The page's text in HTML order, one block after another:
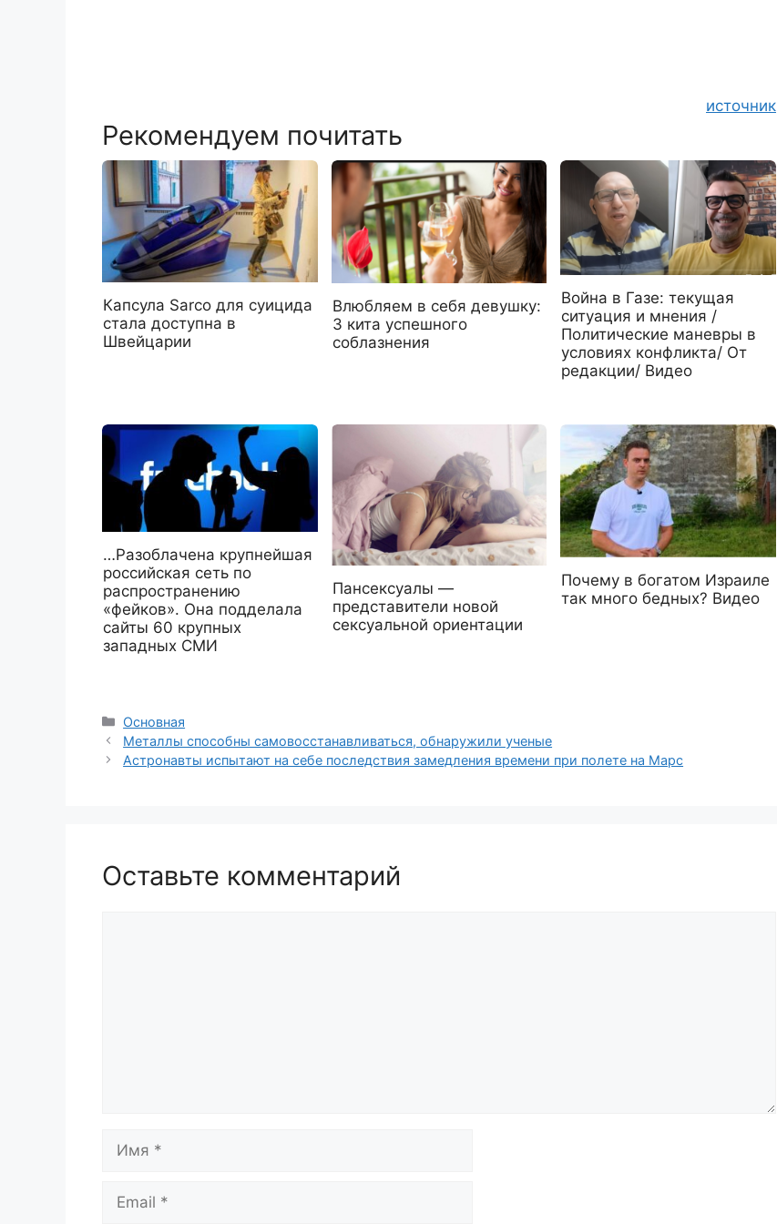
источник
Рекомендуем почитать
Капсула Sarco для суицида
стала доступна в
Швейцарии
Влюбляем в себя девушку:
3 кита успешного
соблазнения
Война в Газе: текущая
ситуация и мнения /
Политические маневры в
условиях конфликта/ От
редакции/ Видео
…Разоблачена крупнейшая
российская сеть по
распространению
«фейков». Она подделала
сайты 60 крупных
западных СМИ
Пансексуалы —
представители новой
сексуальной ориентации
Почему в богатом Израиле
так много бедных? Видео
Рубрики
Основная
Металлы способны самовосстанавливаться, обнаружили ученые
Астронавты испытают на себе последствия замедления времени при полете на Марс
Оставьте комментарий